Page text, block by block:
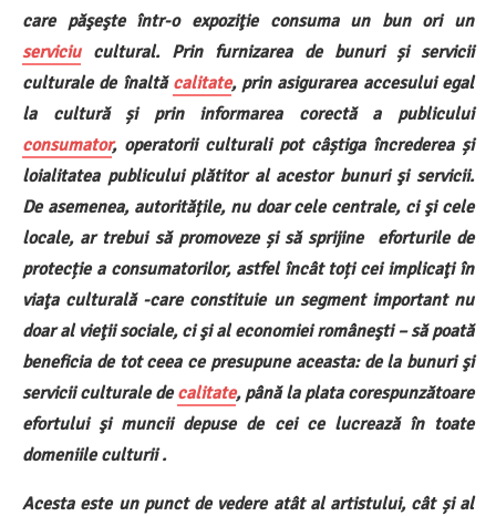
care păşeşte într-o expoziţie consuma un bun ori un
serviciucultural. Prin furnizarea de bunuri și servicii
culturale de înaltă calitate, prin asigurarea accesului egal
la cultură și prin informarea corectă a publicului
consumator, operatorii culturali pot câștiga încrederea și
loialitatea publicului plătitor al acestor bunuri şi servicii.
De asemenea, autoritățile, nu doar cele centrale, ci şi cele
locale, ar trebui să promoveze și să sprijine eforturile de
protecție a consumatorilor, astfel încât toți cei implicaţi în
viaţa culturală -care constituie un segment important nu
doar al vieţii sociale, ci şi al economiei româneşti – să poată
beneficia de tot ceea ce presupune aceasta: de la bunuri şi
servicii culturale decalitate, până la plata corespunzătoare
efortului şi muncii depuse de cei ce lucrează în toate
domeniile culturii .
Acesta este un punct de vedere atât al artistului, cât și al